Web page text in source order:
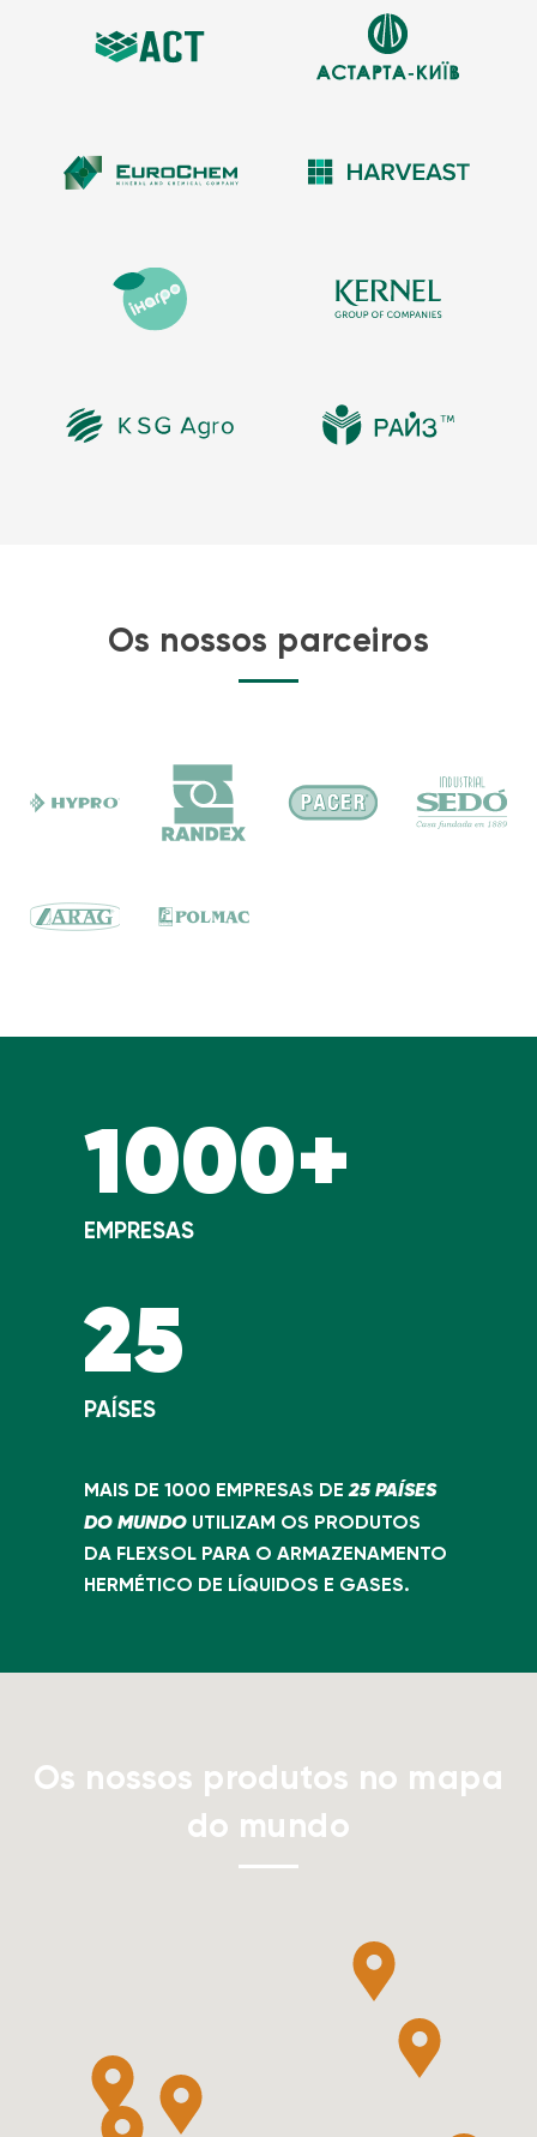
Os nossos parceiros
1000+
EMPRESAS
25
PAÍSES
MAIS DE 1000 EMPRESAS DE25 PAÍSES
DO MUNDO UTILIZAM OS PRODUTOS
DA FLEXSOL PARA O ARMAZENAMENTO
HERMÉTICO DE LÍQUIDOS E GASES.
Os nossos produtos no mapa
do mundo